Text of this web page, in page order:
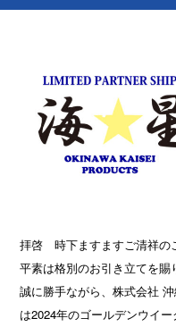
拝啓 時下ますますご清祥の
平素は格別のお引き立てを賜
誠に勝手ながら、株式会社
は2024年のゴールデンウイ